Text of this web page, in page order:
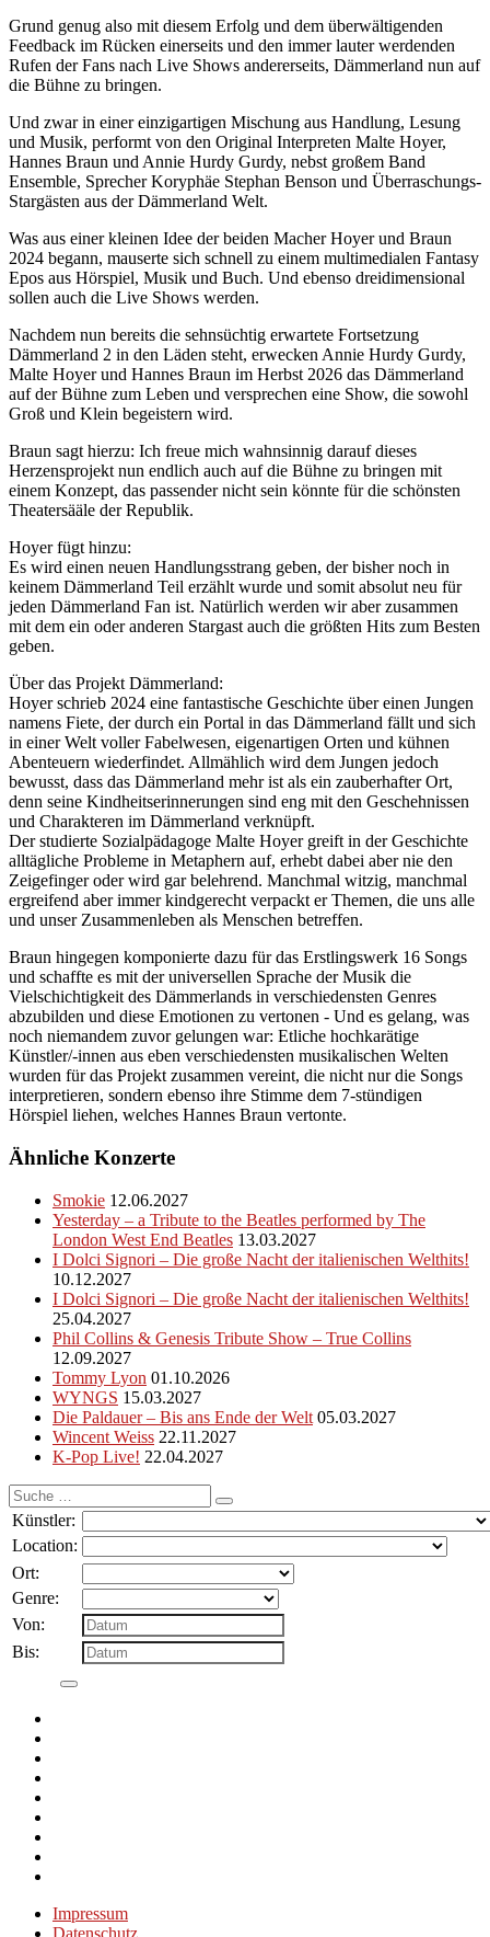
Grund genug also mit diesem Erfolg und dem überwältigenden
Feedback im Rücken einerseits und den immer lauter werdenden
Rufen der Fans nach Live Shows andererseits, Dämmerland nun auf
die Bühne zu bringen.
Und zwar in einer einzigartigen Mischung aus Handlung, Lesung
und Musik, performt von den Original Interpreten Malte Hoyer,
Hannes Braun und Annie Hurdy Gurdy, nebst großem Band
Ensemble, Sprecher Koryphäe Stephan Benson und Überraschungs-
Stargästen aus der Dämmerland Welt.
Was aus einer kleinen Idee der beiden Macher Hoyer und Braun
2024 begann, mauserte sich schnell zu einem multimedialen Fantasy
Epos aus Hörspiel, Musik und Buch. Und ebenso dreidimensional
sollen auch die Live Shows werden.
Nachdem nun bereits die sehnsüchtig erwartete Fortsetzung
Dämmerland 2 in den Läden steht, erwecken Annie Hurdy Gurdy,
Malte Hoyer und Hannes Braun im Herbst 2026 das Dämmerland
auf der Bühne zum Leben und versprechen eine Show, die sowohl
Groß und Klein begeistern wird.
Braun sagt hierzu: Ich freue mich wahnsinnig darauf dieses
Herzensprojekt nun endlich auch auf die Bühne zu bringen mit
einem Konzept, das passender nicht sein könnte für die schönsten
Theatersääle der Republik.
Hoyer fügt hinzu:
Es wird einen neuen Handlungsstrang geben, der bisher noch in
keinem Dämmerland Teil erzählt wurde und somit absolut neu für
jeden Dämmerland Fan ist. Natürlich werden wir aber zusammen
mit dem ein oder anderen Stargast auch die größten Hits zum Besten
geben.
Über das Projekt Dämmerland:
Hoyer schrieb 2024 eine fantastische Geschichte über einen Jungen
namens Fiete, der durch ein Portal in das Dämmerland fällt und sich
in einer Welt voller Fabelwesen, eigenartigen Orten und kühnen
Abenteuern wiederfindet. Allmählich wird dem Jungen jedoch
bewusst, dass das Dämmerland mehr ist als ein zauberhafter Ort,
denn seine Kindheitserinnerungen sind eng mit den Geschehnissen
und Charakteren im Dämmerland verknüpft.
Der studierte Sozialpädagoge Malte Hoyer greift in der Geschichte
alltägliche Probleme in Metaphern auf, erhebt dabei aber nie den
Zeigefinger oder wird gar belehrend. Manchmal witzig, manchmal
ergreifend aber immer kindgerecht verpackt er Themen, die uns alle
und unser Zusammenleben als Menschen betreffen.
Braun hingegen komponierte dazu für das Erstlingswerk 16 Songs
und schaffte es mit der universellen Sprache der Musik die
Vielschichtigkeit des Dämmerlands in verschiedensten Genres
abzubilden und diese Emotionen zu vertonen - Und es gelang, was
noch niemandem zuvor gelungen war: Etliche hochkarätige
Künstler/-innen aus eben verschiedensten musikalischen Welten
wurden für das Projekt zusammen vereint, die nicht nur die Songs
interpretieren, sondern ebenso ihre Stimme dem 7-stündigen
Hörspiel liehen, welches Hannes Braun vertonte.
Ähnliche Konzerte
Smokie 12.06.2027
Yesterday – a Tribute to the Beatles performed by The
London West End Beatles 13.03.2027
I Dolci Signori – Die große Nacht der italienischen Welthits!
10.12.2027
I Dolci Signori – Die große Nacht der italienischen Welthits!
25.04.2027
Phil Collins & Genesis Tribute Show – True Collins
12.09.2027
Tommy Lyon 01.10.2026
WYNGS 15.03.2027
Die Paldauer – Bis ans Ende der Welt 05.03.2027
Wincent Weiss 22.11.2027
K-Pop Live! 22.04.2027
Suche
nach:
Künstler:
Location:
Ort:
Genre:
Von:
Bis:
Impressum
Datenschutz